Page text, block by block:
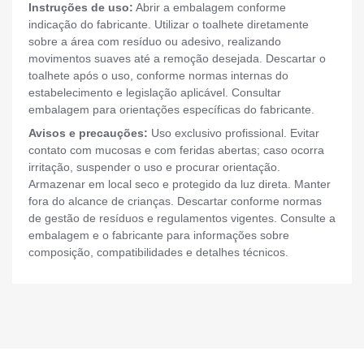
Instruções de uso: Abrir a embalagem conforme
indicação do fabricante. Utilizar o toalhete diretamente
sobre a área com resíduo ou adesivo, realizando
movimentos suaves até a remoção desejada. Descartar o
toalhete após o uso, conforme normas internas do
estabelecimento e legislação aplicável. Consultar
embalagem para orientações específicas do fabricante.
Avisos e precauções: Uso exclusivo profissional. Evitar
contato com mucosas e com feridas abertas; caso ocorra
irritação, suspender o uso e procurar orientação.
Armazenar em local seco e protegido da luz direta. Manter
fora do alcance de crianças. Descartar conforme normas
de gestão de resíduos e regulamentos vigentes. Consulte a
embalagem e o fabricante para informações sobre
composição, compatibilidades e detalhes técnicos.